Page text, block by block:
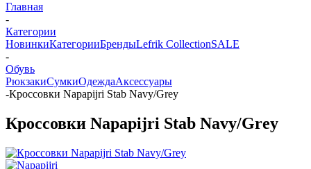
Главная
-
Категории
НовинкиКатегорииБрендыLefrik CollectionSALE
-
Обувь
РюкзакиСумкиОдеждаАксессуары
-Кроссовки Napapijri Stab Navy/Grey
Кроссовки Napapijri Stab Navy/Grey